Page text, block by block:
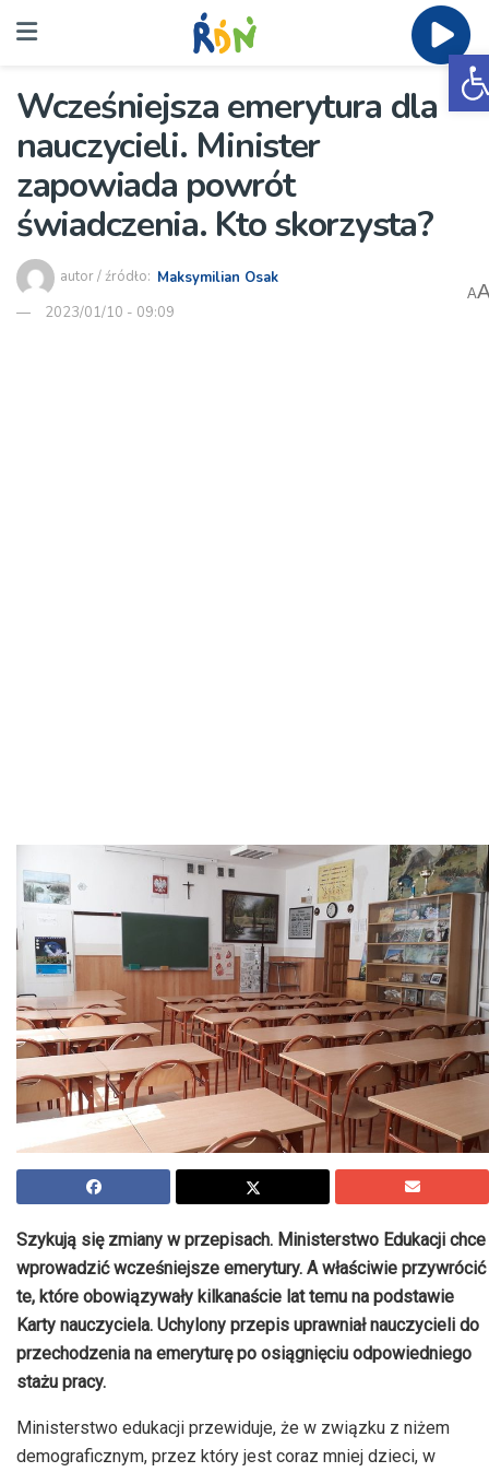
Wcześniejsza emerytura dla
nauczycieli. Minister
zapowiada powrót
świadczenia. Kto skorzysta?
autor / źródło: Maksymilian Osak
2023/01/10 - 09:09
A
Szykują się zmiany w przepisach. Ministerstwo Edukacji chce
wprowadzić wcześniejsze emerytury. A właściwie przywrócić
te, które obowiązywały kilkanaście lat temu na podstawie
Karty nauczyciela. Uchylony przepis uprawniał nauczycieli do
przechodzenia na emeryturę po osiągnięciu odpowiedniego
stażu pracy.
Ministerstwo edukacji przewiduje, że w związku z niżem
demograficznym, przez który jest coraz mniej dzieci, w